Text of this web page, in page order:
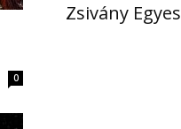
0
Zsivány Egyes